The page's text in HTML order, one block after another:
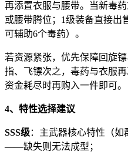
再添置衣服与腰带。当新毒
或腰带腾位；1级装备直接出
可辅助6个毒药）。
若资源紧张，优先保障回旋
指、飞镖次之，毒药与衣服
资金耗尽时再购入一件即可。
4、特性选择建议
SSS级：主武器核心特性（如
——缺失则无法成型；